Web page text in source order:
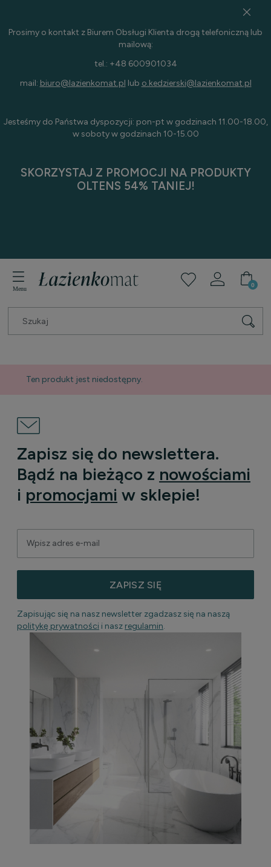
Prosimy o kontakt z Biurem Obsługi Klienta drogą telefoniczną lub
mailową:
tel.: +48 600901034
mail: biuro@lazienkomat.pl lub o.kedzierski@lazienkomat.pl
Jesteśmy do Państwa dyspozycji: pon-pt w godzinach 11.00-18.00,
w soboty w godzinach 10-15.00
SKORZYSTAJ Z PROMOCJI NA PRODUKTY
OLTENS 54% TANIEJ!
Ten produkt jest niedostępny.
Zapisz się do newslettera.
Bądź na bieżąco z nowościami
i promocjami w sklepie!
ZAPISZ SIĘ
Zapisując się na nasz newsletter zgadzasz się na naszą
politykę prywatności i nasz regulamin.